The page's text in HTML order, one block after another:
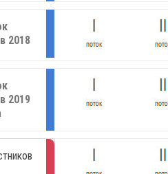
2018
2019